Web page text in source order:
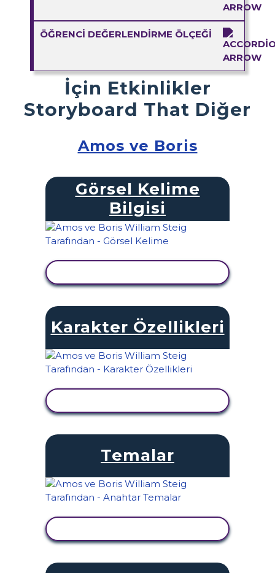
ÖĞRENCI DEĞERLENDIRME ÖLÇEĞI
İçin Etkinlikler
Storyboard That Diğer
Amos ve Boris
Görsel Kelime
Bilgisi
Karakter Özellikleri
Temalar